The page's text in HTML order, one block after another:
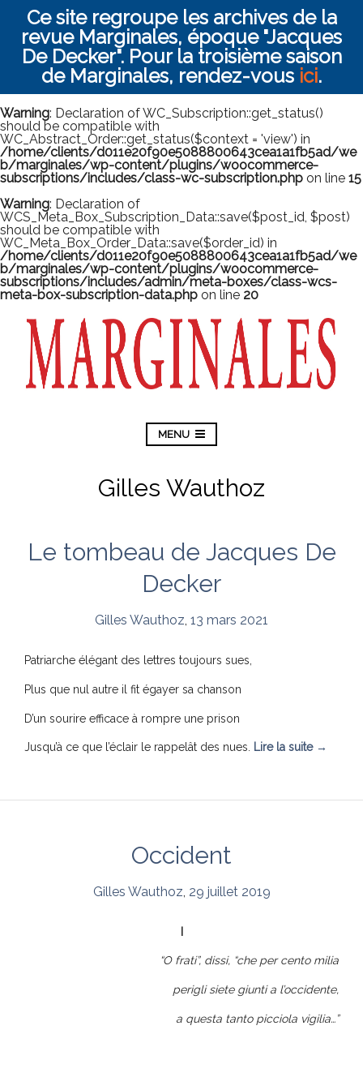
Ce site regroupe les archives de la
revue Marginales, époque "Jacques
De Decker". Pour la troisième saison
de Marginales, rendez-vous ici.
Warning: Declaration of WC_Subscription::get_status()
should be compatible with
WC_Abstract_Order::get_status($context = 'view') in
/home/clients/d011e20f90e5088800643cea1a1fb5ad/we
b/marginales/wp-content/plugins/woocommerce-
subscriptions/includes/class-wc-subscription.php on line 15
Warning: Declaration of
WCS_Meta_Box_Subscription_Data::save($post_id, $post)
should be compatible with
WC_Meta_Box_Order_Data::save($order_id) in
/home/clients/d011e20f90e5088800643cea1a1fb5ad/we
b/marginales/wp-content/plugins/woocommerce-
subscriptions/includes/admin/meta-boxes/class-wcs-
meta-box-subscription-data.php on line 20
MENU
Gilles Wauthoz
Le tombeau de Jacques De
Decker
Gilles Wauthoz, 13 mars 2021
Patriarche élégant des lettres toujours sues,
Plus que nul autre il fit égayer sa chanson
D’un sourire efficace à rompre une prison
Jusqu’à ce que l’éclair le rappelât des nues. Lire la suite →
Occident
Gilles Wauthoz 29 juillet 2019
“O frati”, dissi, “che per cento milia
perigli siete giunti a l’occidente,
a questa tanto picciola vigilia…”